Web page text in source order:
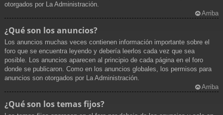
otorgados por La Administración.
Arriba
¿Qué son los anuncios?
Los anuncios muchas veces contienen información importante sobre el
foro que se encuentra leyendo y debería leerlos cada vez que sea
posible. Los anuncios aparecen al principio de cada página en el foro
donde se publicaron. Como en los anuncios globales, los permisos para
anuncios son otorgados por La Administración.
Arriba
¿Qué son los temas fijos?